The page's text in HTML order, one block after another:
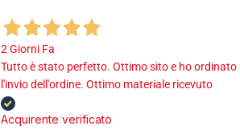
2 Giorni Fa
Tutto è stato perfetto. Ottimo sito e ho
l'invio dell'ordine. Ottimo materiale ricevuto
Acquirente verificato